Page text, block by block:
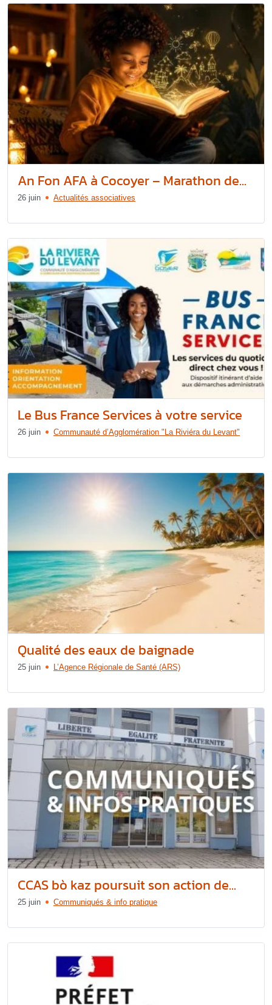
An Fon AFA à Cocoyer – Marathon de...
26 juin Actualités associatives
Le Bus France Services à votre service
26 juin Communauté d’Agglomération "La Riviéra du Levant"
Qualité des eaux de baignade
25 juin L’Agence Régionale de Santé (ARS)
CCAS bò kaz poursuit son action de...
25 juin Communiqués & info pratique